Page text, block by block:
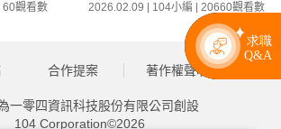
60觀看數 2026.02.09 | 104小編 | 20660觀看數
合作提案 著作權聲明
一零四資訊科技股份有限公司創設
104 Corporation©2026